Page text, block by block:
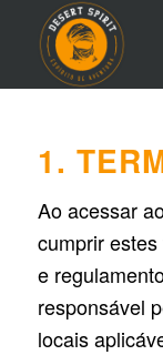
1.
Ao acessar
cumprir
e
responsável
locais